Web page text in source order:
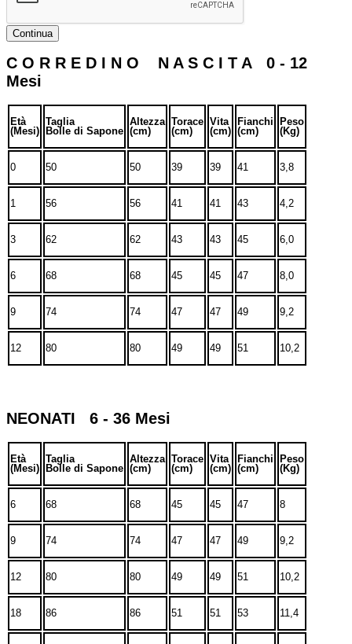
Continua
C O R R E D I N O N A S C I T A 0 - 12
Mesi
Età
(Mesi)
Taglia
Bolle di Sapone
Altezza
(cm)
Torace
(cm)
Vita
(cm)
Fianchi
(cm)
Peso
(Kg)
0 50 50 39 39 41 3,8
1 56 56 41 41 43 4,2
3 62 62 43 43 45 6,0
6 68 68 45 45 47 8,0
9 74 74 47 47 49 9,2
12 80 80 49 49 51 10,2
NEONATI 6 - 36 Mesi
Età
(Mesi)
Taglia
Bolle di Sapone
Altezza
(cm)
Torace
(cm)
Vita
(cm)
Fianchi
(cm)
Peso
(Kg)
6 68 68 45 45 47 8
9 74 74 47 47 49 9,2
12 80 80 49 49 51 10,2
18 86 86 51 51 53 11,4